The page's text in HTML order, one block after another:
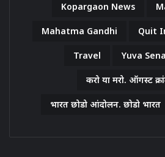
Kopargaon News
Mahatma Gandhi Quit
Travel Yuva
करो या मरो. ऑगस्ट
भारत छोडो आंदोलन. छोडो भारत